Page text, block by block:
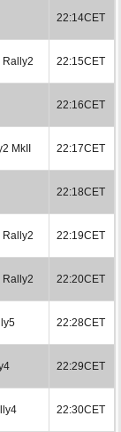
22:14CET
Rally2 22:15CET
22:16CET
MkII 22:17CET
22:18CET
Rally2 22:19CET
Rally2 22:20CET
22:28CET
22:29CET
22:30CET